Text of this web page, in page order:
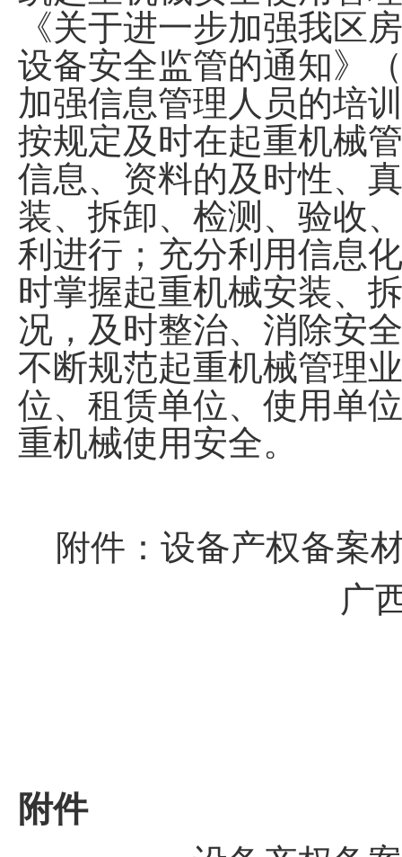
《关于进一步加强我区
设备安全监管的通知》
加强信息管理人员的培
按规定及时在起重机械
信息、资料的及时性、
装、拆卸、检测 、 验收、
利 进行；充分利用信息
时掌握起重机械安装、
况，及时整治、消除安
不断规范起重机械管理
位、租赁单位、使用单
重机械使用安全。
附件：设备产权备案
广
附件